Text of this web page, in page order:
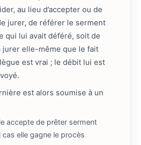
au lieu d’accepter ou de
jurer, de référer le serment
qui lui avait déféré, soit de
jurer elle-même que le fait
est vrai ; le débit lui est
est alors soumise à un
accepte de prêter serment
cas elle gagne le procès